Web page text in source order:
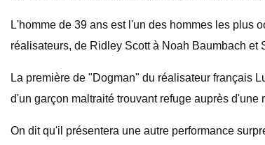
L'homme de 39 ans est l'un des hommes les plus
réalisateurs, de Ridley Scott à Noah Baumbach et
La première de "Dogman" du réalisateur français
d'un garçon maltraité trouvant refuge auprès d'une
On dit qu'il présentera une autre performance